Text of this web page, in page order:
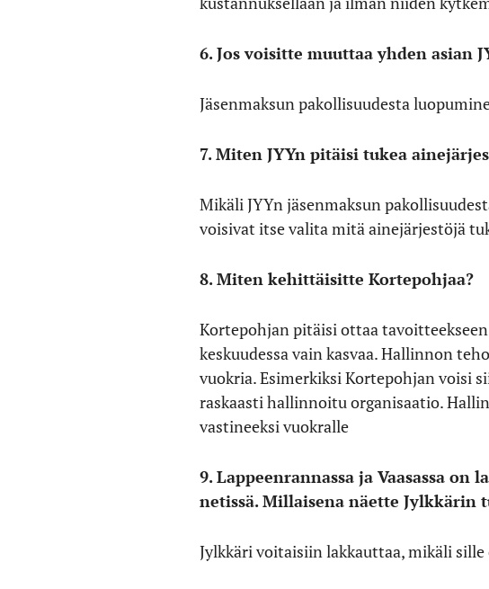
6. Jos voisitte muuttaa yhden asian
Jäsenmaksun pakollisuudesta
7. Miten JYYn pitäisi tukea
Mikäli JYYn jäsenmaksun
voisivat itse valita mitä ainejärjestöjä
8. Miten kehittäisitte Kortepohjaa?
Kortepohjan pitäisi ottaa
keskuudessa vain kasvaa. Hallinnon
vuokria. Esimerkiksi Kortepohjan voisi
raskaasti hallinnoitu organisaatio.
vastineeksi vuokralle
9. Lappeenrannassa ja Vaasassa
netissä. Millaisena näette Jylkkärin
Jylkkäri voitaisiin lakkauttaa, mikäli